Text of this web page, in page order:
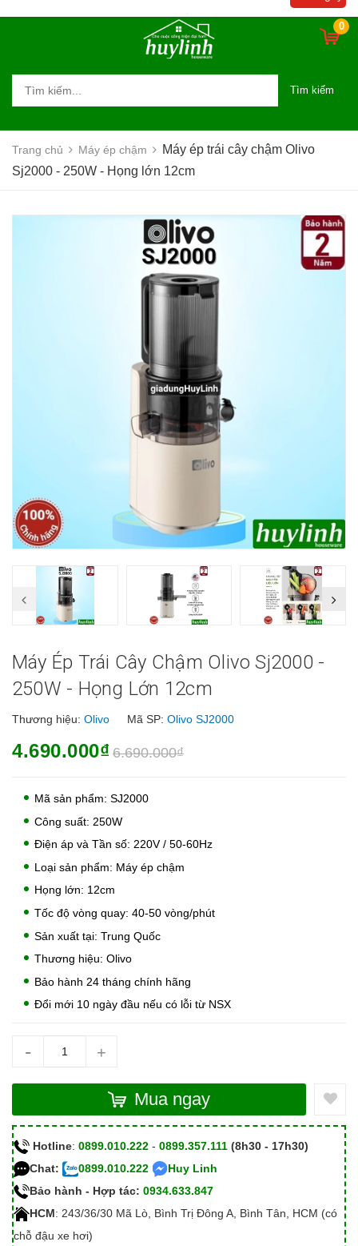
0
Tìm kiếm
Trang chủ Máy ép chậm
Máy ép trái cây chậm Olivo
Sj2000 - 250W - Họng lớn 12cm
Máy Ép Trái Cây Chậm Olivo Sj2000 -
250W - Họng Lớn 12cm
Thương hiệu: Olivo Mã SP: Olivo SJ2000
4.690.000₫ 6.690.000₫
Mã sản phẩm: SJ2000
Công suất: 250W
Điện áp và Tần số: 220V / 50-60Hz
Loại sản phẩm: Máy ép chậm
Họng lớn: 12cm
Tốc độ vòng quay: 40-50 vòng/phút
Sản xuất tại: Trung Quốc
Thương hiệu: Olivo
Bảo hành 24 tháng chính hãng
Đổi mới 10 ngày đầu nếu có lỗi từ NSX
- +
Mua ngay
Hotline: 0899.010.222 - 0899.357.111 (8h30 - 17h30)
Chat:
0899.010.222
Huy Linh
Bảo hành - Hợp tác: 0934.633.847
HCM: 243/36/30 Mã Lò, Bình Trị Đông A, Bình Tân, HCM (có
chỗ đậu xe hơi)